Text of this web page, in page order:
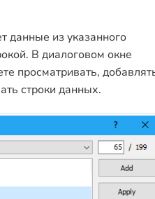
данные из указанного
В диалоговом окне
просматривать,
строки данных.